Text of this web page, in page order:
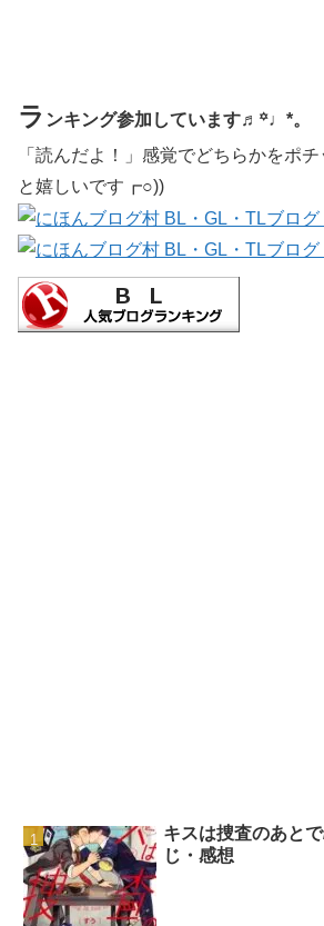
ラ ンキング参加しています♬꙳♩*。
「読んだよ！」感覚でどちらかをポ
と嬉しいです┏○))
キスは捜査のあと
じ・感想